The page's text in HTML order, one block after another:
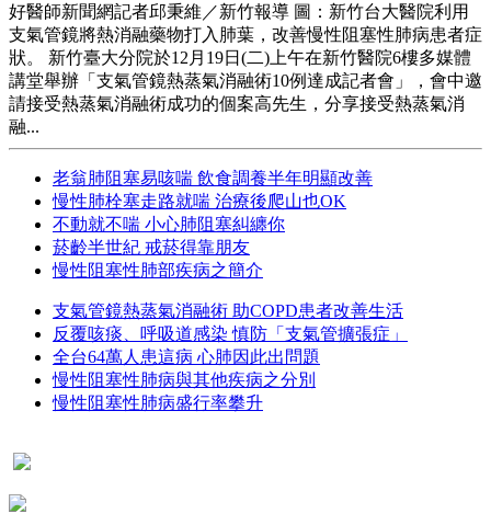
好醫師新聞網記者邱秉維／新竹報導 圖：新竹台大醫院利用
支氣管鏡將熱消融藥物打入肺葉，改善慢性阻塞性肺病患者症
狀。 新竹臺大分院於12月19日(二)上午在新竹醫院6樓多媒體
講堂舉辦「支氣管鏡熱蒸氣消融術10例達成記者會」，會中邀
請接受熱蒸氣消融術成功的個案高先生，分享接受熱蒸氣消
融...
老翁肺阻塞易咳喘 飲食調養半年明顯改善
慢性肺栓塞走路就喘 治療後爬山也OK
不動就不喘 小心肺阻塞糾纏你
菸齡半世紀 戒菸得靠朋友
慢性阻塞性肺部疾病之簡介
支氣管鏡熱蒸氣消融術 助COPD患者改善生活
反覆咳痰、呼吸道感染 慎防「支氣管擴張症」
全台64萬人患這病 心肺因此出問題
慢性阻塞性肺病與其他疾病之分別
慢性阻塞性肺病盛行率攀升